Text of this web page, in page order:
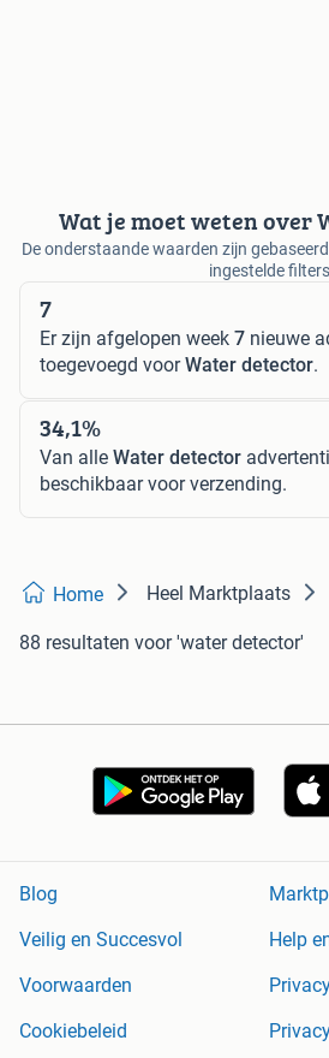
Wat je moet weten over
De onderstaande waarden zijn
ingestelde filters
7
Er zijn afgelopen week 7 nieuwe
toegevoegd voorWater detector.
34,1%
Van alle Water detector
beschikbaar voor verzending.
Home Heel Marktplaats
88 resultaten voor 'water detector'
Blog
Veilig en Succesvol
Help
Voorwaarden
Cookiebeleid